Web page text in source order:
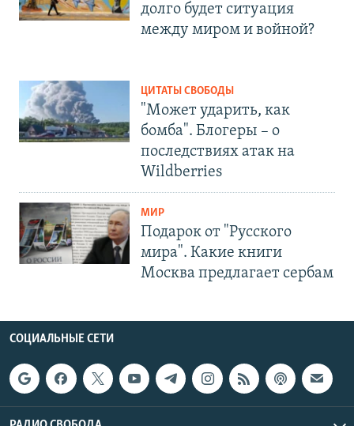
долго будет ситуация
между миром и войной?
ЦИТАТЫ СВОБОДЫ
"Может ударить, как
бомба". Блогеры – о
последствиях атак на
Wildberries
МИР
Подарок от "Русского
мира". Какие книги
Москва предлагает сербам
СОЦИАЛЬНЫЕ СЕТИ